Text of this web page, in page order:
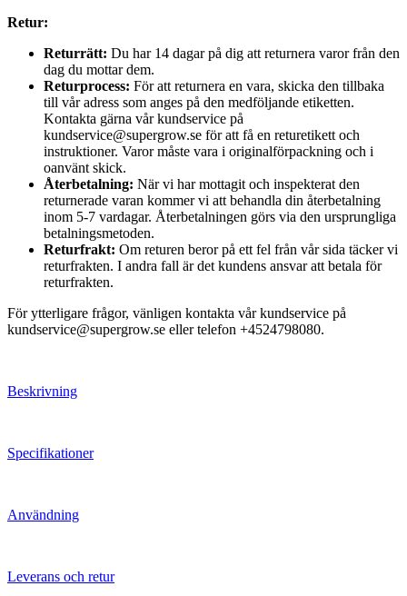
Retur:
Returrätt: Du har 14 dagar på dig att returnera varor från den
dag du mottar dem.
Returprocess: För att returnera en vara, skicka den tillbaka
till vår adress som anges på den medföljande etiketten.
Kontakta gärna vår kundservice på
kundservice@supergrow.se för att få en returetikett och
instruktioner. Varor måste vara i originalförpackning och i
oanvänt skick.
Återbetalning: När vi har mottagit och inspekterat den
returnerade varan kommer vi att behandla din återbetalning
inom 5-7 vardagar. Återbetalningen görs via den ursprungliga
betalningsmetoden.
Returfrakt: Om returen beror på ett fel från vår sida täcker vi
returfrakten. I andra fall är det kundens ansvar att betala för
returfrakten.
För ytterligare frågor, vänligen kontakta vår kundservice på
kundservice@supergrow.se eller telefon +4524798080.
Beskrivning
Specifikationer
Användning
Leverans och retur